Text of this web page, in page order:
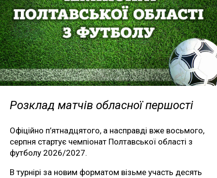
Розклад матчів обласної першості
Офіційно п’ятнадцятого, а насправді вже восьмого,
серпня стартує чемпіонат Полтавської області з
футболу 2026/2027.
В турнірі за новим форматом візьме участь десять